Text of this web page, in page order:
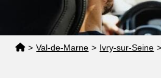
Espace
> Val-de-Marne > Ivry-sur-Seine >